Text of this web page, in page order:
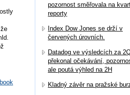
pozornost směřovala na
reporty
Index Dow Jones se drží v
červených úrovních.
Datadog ve výsledcích za
překonal očekávání,
ale poutá výhled na 2H
Kladný závěr na pražské